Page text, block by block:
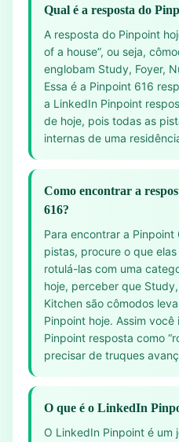
Qual é a resposta do
A resposta do Pinpoint
of a house”, ou seja,
englobam Study, Foyer,
Essa é a Pinpoint 616
a LinkedIn Pinpoint
de hoje, pois todas as
internas de uma
Como encontrar a
616?
Para encontrar a
pistas, procure o que
rotulá-las com uma
hoje, perceber que
Kitchen são cômodos
Pinpoint hoje. Assim
Pinpoint resposta como
precisar de truques
O que é o LinkedIn
O LinkedIn Pinpoint é um